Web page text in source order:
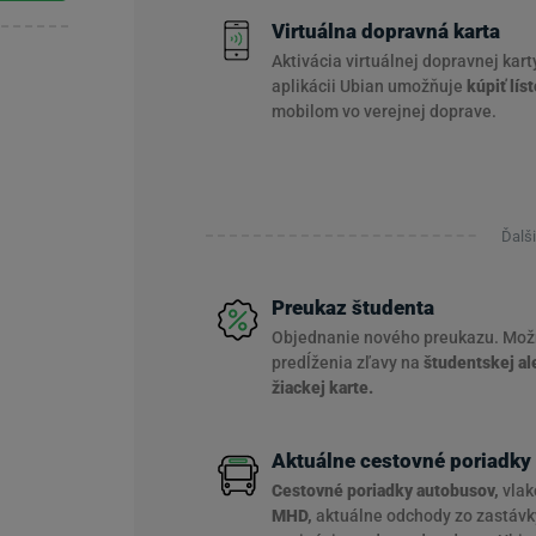
Virtuálna dopravná karta
Aktivácia virtuálnej dopravnej
aplikácii Ubian umožňuje kúpiť
mobilom vo verejnej doprave.
Preukaz študenta
Objednanie nového preukazu.
predĺženia zľavy na študentskej
žiackej karte.
Aktuálne cestovné poriadky
Cestovné poriadky autobusov,
MHD, aktuálne odchody zo